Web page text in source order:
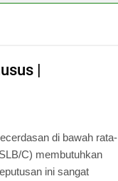
|
di bawah rata-
C) membutuhkan
ini sangat